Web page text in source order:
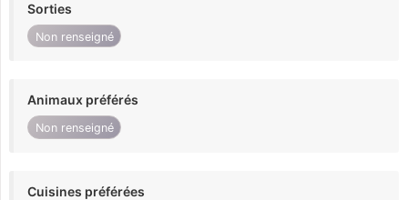
Sorties
Non renseigné
Animaux préférés
Non renseigné
Cuisines préférées